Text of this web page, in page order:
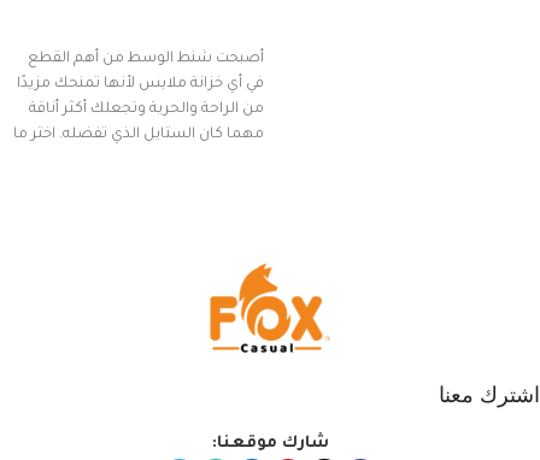
أصبحت شنط الوسط من أهم القطع
في أي خزانة ملابس لأنها تمنحك مزيدًا
من الراحة والحرية وتجعلك أكثر أناقة
مهما كان الستايل الذي تفضله. اختر ما
اشترك معنا
شارك موقعنا: